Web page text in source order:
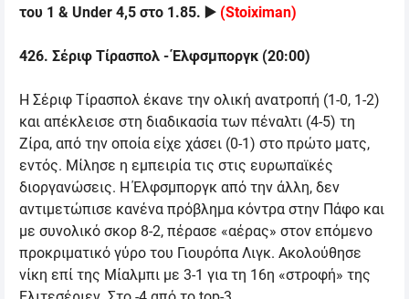
του 1 & Under 4,5 στο 1.85. ▶️ (Stoiximan)
426. Σέριφ Τίρασπολ - Έλφσμποργκ (20:00)
Η Σέριφ Τίρασπολ έκανε την ολική ανατροπή (1-0, 1-2)
και απέκλεισε στη διαδικασία των πέναλτι (4-5) τη
Ζίρα, από την οποία είχε χάσει (0-1) στο πρώτο ματς,
εντός. Μίλησε η εμπειρία τις στις ευρωπαϊκές
διοργανώσεις. Η Έλφσμποργκ από την άλλη, δεν
αντιμετώπισε κανένα πρόβλημα κόντρα στην Πάφο και
με συνολικό σκορ 8-2, πέρασε «αέρας» στον επόμενο
προκριματικό γύρο του Γιουρόπα Λιγκ. Ακολούθησε
νίκη επί της Μίαλμπι με 3-1 για τη 16η «στροφή» της